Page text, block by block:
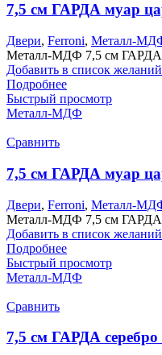
7,5 см ГАРДА муар
Двери, Ferroni, Металл-
Металл-МДФ 7,5 см ГАРДА
Добавить в список желаний
Подробнее
Быстрый просмотр
Металл-МДФ
Сравнить
7,5 см ГАРДА муар
Двери, Ferroni, Металл-
Металл-МДФ 7,5 см ГАРДА
Добавить в список желаний
Подробнее
Быстрый просмотр
Металл-МДФ
Сравнить
7,5 см ГАРДА